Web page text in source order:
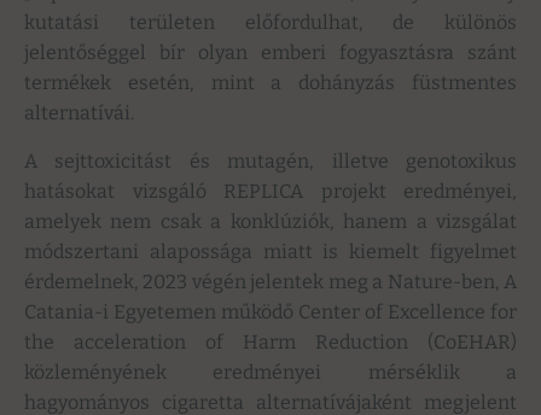
kutatási területen előfordulhat, de különös
jelentőséggel bír olyan emberi fogyasztásra szánt
termékek esetén, mint a dohányzás füstmentes
alternatívái.
A sejttoxicitást és mutagén, illetve genotoxikus
hatásokat vizsgáló REPLICA projekt eredményei,
amelyek nem csak a konklúziók, hanem a vizsgálat
módszertani alapossága miatt is kiemelt figyelmet
érdemelnek, 2023 végén jelentek meg a Nature-ben, A
Catania-i Egyetemen működő Center of Excellence for
the acceleration of Harm Reduction (CoEHAR)
közleményének eredményei mérséklik a
hagyományos cigaretta alternatívájaként megjelent